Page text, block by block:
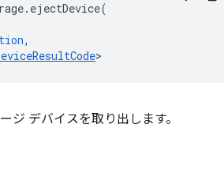
. ejectDevice(
,
>
ジ デバイスを取り出します。